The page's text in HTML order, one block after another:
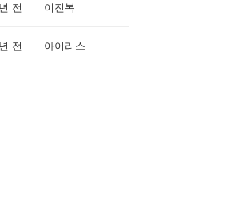
전 이진복
전 아이리스